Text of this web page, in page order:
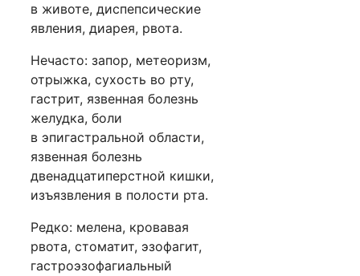
в животе, диспепсические
явления, диарея, рвота.
Нечасто: запор, метеоризм,
отрыжка, сухость во рту,
гастрит, язвенная болезнь
желудка, боли
в эпигастральной области,
язвенная болезнь
двенадцатиперстной кишки,
изъязвления в полости рта.
Редко: мелена, кровавая
рвота, стоматит, эзофагит,
гастроэзофагиальный